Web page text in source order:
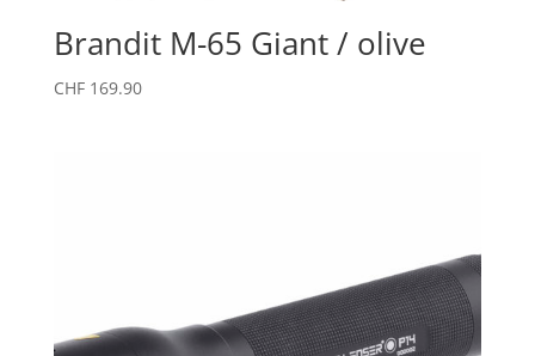
Brandit M-65 Giant / olive
CHF169.90